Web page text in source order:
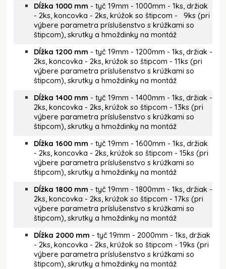
Dĺžka 1000 mm - tyč 19mm - 1000mm - 1ks, držiak
- 2ks, koncovka - 2ks, krúžok so štipcom - 9ks (pri
výbere parametra príslušenstvo s krúžkami so
štipcom), skrutky a hmoždinky na montáž
Dĺžka 1200 mm - tyč 19mm - 1200mm - 1ks, držiak -
2ks, koncovka - 2ks, krúžok so štipcom - 11ks (pri
výbere parametra príslušenstvo s krúžkami so
štipcom), skrutky a hmoždinky na montáž
Dĺžka 1400 mm - tyč 19mm - 1400mm - 1ks, držiak -
2ks, koncovka - 2ks, krúžok so štipcom - 13ks (pri
výbere parametra príslušenstvo s krúžkami so
štipcom), skrutky a hmoždinky na montáž
Dĺžka 1600 mm - tyč 19mm - 1600mm - 1ks, držiak
- 2ks, koncovka - 2ks, krúžok so štipcom - 15ks (pri
výbere parametra príslušenstvo s krúžkami so
štipcom), skrutky a hmoždinky na montáž
Dĺžka 1800 mm - tyč 19mm - 1800mm - 1ks, držiak -
2ks, koncovka - 2ks, krúžok so štipcom - 17ks (pri
výbere parametra príslušenstvo s krúžkami so
štipcom), skrutky a hmoždinky na montáž
Dĺžka 2000 mm - tyč 19mm - 2000mm - 1ks, držiak
- 2ks, koncovka - 2ks, krúžok so štipcom - 19ks (pri
výbere parametra príslušenstvo s krúžkami so
štipcom), skrutky a hmoždinky na montáž